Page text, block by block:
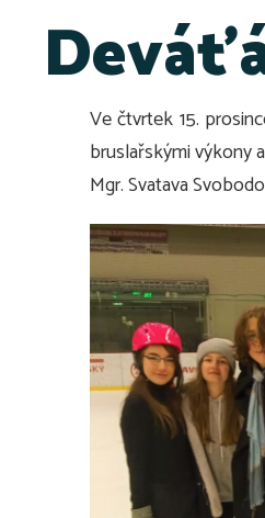
Ve čtvrtek 15.
bruslařskými výkony
Mgr. Svatava